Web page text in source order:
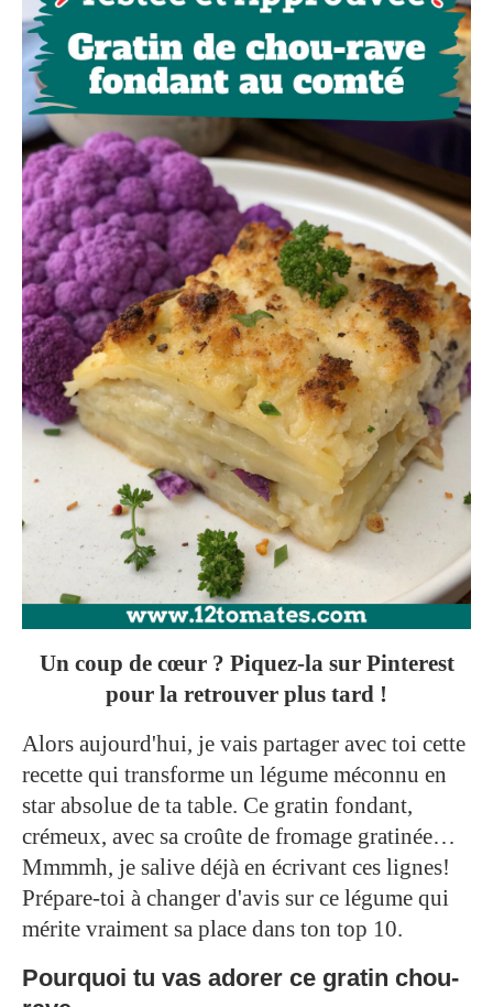
Un coup de cœur ? Piquez-la sur Pinterest
pour la retrouver plus tard !
Alors aujourd'hui, je vais partager avec toi cette
recette qui transforme un légume méconnu en
star absolue de ta table. Ce gratin fondant,
crémeux, avec sa croûte de fromage gratinée…
Mmmmh, je salive déjà en écrivant ces lignes!
Prépare-toi à changer d'avis sur ce légume qui
mérite vraiment sa place dans ton top 10.
Pourquoi tu vas adorer ce gratin chou-